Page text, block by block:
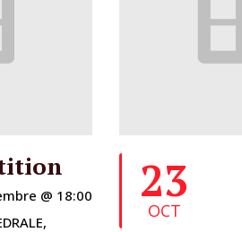
@ 18:00
23
OCT